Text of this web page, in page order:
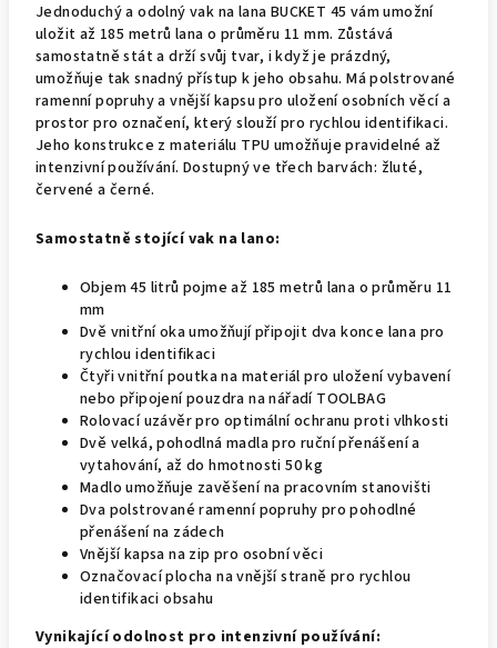
Jednoduchý a odolný vak na lana BUCKET 45 vám umožní
uložit až 185 metrů lana o průměru 11 mm. Zůstává
samostatně stát a drží svůj tvar, i když je prázdný,
umožňuje tak snadný přístup k jeho obsahu. Má polstrované
ramenní popruhy a vnější kapsu pro uložení osobních věcí a
prostor pro označení, který slouží pro rychlou identifikaci.
Jeho konstrukce z materiálu TPU umožňuje pravidelné až
intenzivní používání. Dostupný ve třech barvách: žluté,
červené a černé.
Samostatně stojící vak na lano:
Objem 45 litrů pojme až 185 metrů lana o průměru 11
mm
Dvě vnitřní oka umožňují připojit dva konce lana pro
rychlou identifikaci
Čtyři vnitřní poutka na materiál pro uložení vybavení
nebo připojení pouzdra na nářadí TOOLBAG
Rolovací uzávěr pro optimální ochranu proti vlhkosti
Dvě velká, pohodlná madla pro ruční přenášení a
vytahování, až do hmotnosti 50 kg
Madlo umožňuje zavěšení na pracovním stanovišti
Dva polstrované ramenní popruhy pro pohodlné
přenášení na zádech
Vnější kapsa na zip pro osobní věci
Označovací plocha na vnější straně pro rychlou
identifikaci obsahu
Vynikající odolnost pro intenzivní používání: